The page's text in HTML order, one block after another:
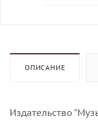
ОПИСАНИЕ
Издательство